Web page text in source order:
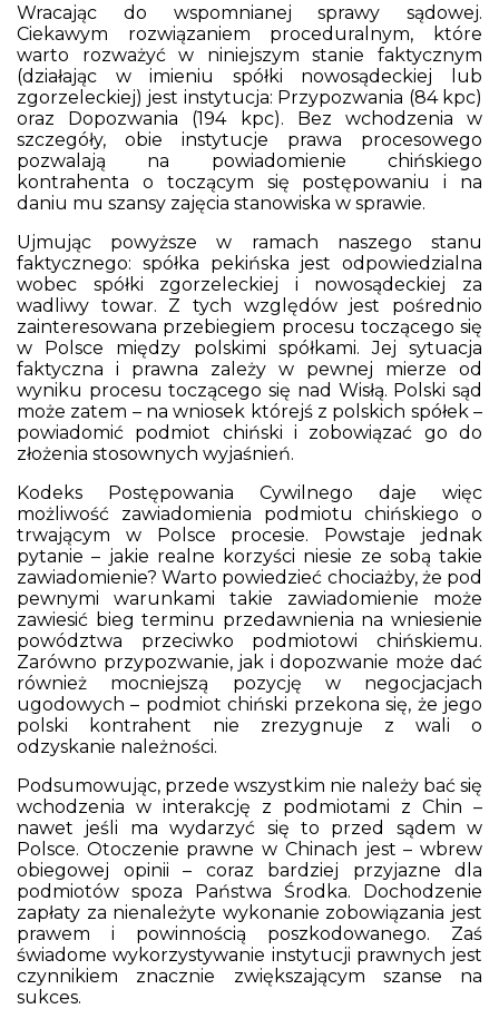
Wracając do wspomnianej sprawy sądowej.
Ciekawym rozwiązaniem proceduralnym, które
warto rozważyć w niniejszym stanie faktycznym
(działając w imieniu spółki nowosądeckiej lub
zgorzeleckiej) jest instytucja: Przypozwania (84 kpc)
oraz Dopozwania (194 kpc). Bez wchodzenia w
szczegóły, obie instytucje prawa procesowego
pozwalają na powiadomienie chińskiego
kontrahenta o toczącym się postępowaniu i na
daniu mu szansy zajęcia stanowiska w sprawie.
Ujmując powyższe w ramach naszego stanu
faktycznego: spółka pekińska jest odpowiedzialna
wobec spółki zgorzeleckiej i nowosądeckiej za
wadliwy towar. Z tych względów jest pośrednio
zainteresowana przebiegiem procesu toczącego się
w Polsce między polskimi spółkami. Jej sytuacja
faktyczna i prawna zależy w pewnej mierze od
wyniku procesu toczącego się nad Wisłą. Polski sąd
może zatem – na wniosek którejś z polskich spółek –
powiadomić podmiot chiński i zobowiązać go do
złożenia stosownych wyjaśnień.
Kodeks Postępowania Cywilnego daje więc
możliwość zawiadomienia podmiotu chińskiego o
trwającym w Polsce procesie. Powstaje jednak
pytanie – jakie realne korzyści niesie ze sobą takie
zawiadomienie? Warto powiedzieć chociażby, że pod
pewnymi warunkami takie zawiadomienie może
zawiesić bieg terminu przedawnienia na wniesienie
powództwa przeciwko podmiotowi chińskiemu.
Zarówno przypozwanie, jak i dopozwanie może dać
również mocniejszą pozycję w negocjacjach
ugodowych – podmiot chiński przekona się, że jego
polski kontrahent nie zrezygnuje z wali o
odzyskanie należności.
Podsumowując, przede wszystkim nie należy bać się
wchodzenia w interakcję z podmiotami z Chin –
nawet jeśli ma wydarzyć się to przed sądem w
Polsce. Otoczenie prawne w Chinach jest – wbrew
obiegowej opinii – coraz bardziej przyjazne dla
podmiotów spoza Państwa Środka. Dochodzenie
zapłaty za nienależyte wykonanie zobowiązania jest
prawem i powinnością poszkodowanego. Zaś
świadome wykorzystywanie instytucji prawnych jest
czynnikiem znacznie zwiększającym szanse na
sukces.